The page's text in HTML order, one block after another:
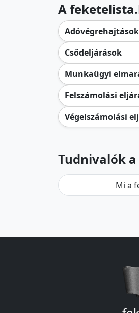
A
Adóvégrehajtások
Csődeljárások
Munkaügyi
Felszámolási
Végelszámolási
Tudnivalók
Mi a